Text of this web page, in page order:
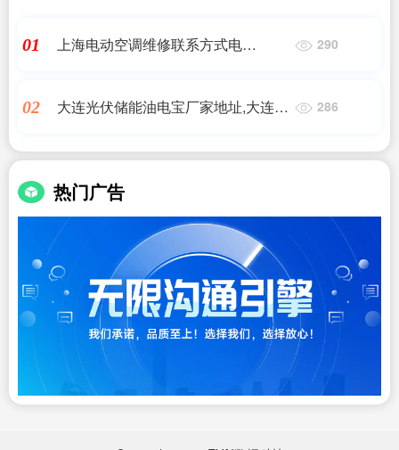
01
上海电动空调维修联系方式电
290
02
大连光伏储能油电宝厂家地址,大连融
286
热门广告